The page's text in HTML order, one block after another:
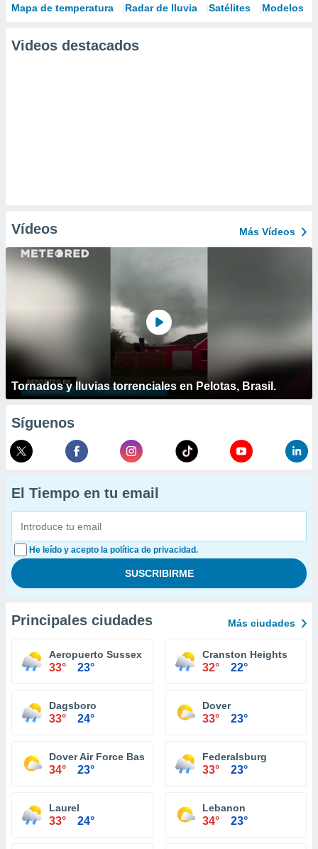
Mapa de temperatura Radar de lluvia Satélites Modelos
Videos destacados
Vídeos Más Vídeos
Tornados y lluvias torrenciales en Pelotas, Brasil.
Síguenos
El Tiempo en tu email
He leído y acepto la política de privacidad.
Principales ciudades Más ciudades
Aeropuerto Sussex Georgetown
33° 23°
Cranston Heights
32° 22°
Dagsboro
33° 24°
Dover
33° 23°
Dover Air Force Base
34° 23°
Federalsburg
33° 23°
Laurel
33° 24°
Lebanon
34° 23°